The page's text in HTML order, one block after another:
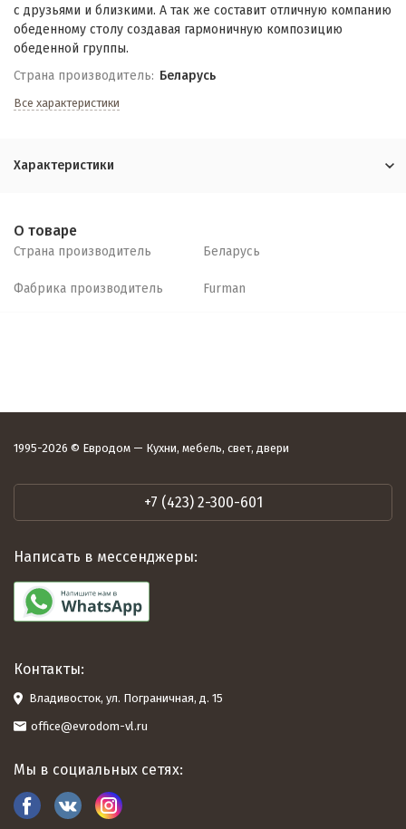
с друзьями и близкими. А так же составит отличную компанию
обеденному столу создавая гармоничную композицию
обеденной группы.
Страна производитель: Беларусь
Все характеристики
Характеристики
О товаре
Страна производитель Беларусь
Фабрика производитель Furman
1995-2026 © Евродом — Кухни, мебель, свет, двери
+7 (423) 2-300-601
Написать в мессенджеры:
Контакты:
Владивосток, ул. Пограничная, д. 15
office@evrodom-vl.ru
Мы в социальных сетях: